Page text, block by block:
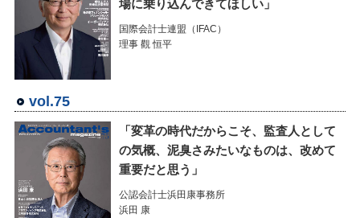
場に乗り込んできてほしい」
国際会計士連盟（IFAC）
理事 觀 恒平
vol.75
「変革の時代だからこそ、監査人として
の気概、泥臭さみたいなものは、改めて
重要だと思う」
公認会計士浜田康事務所
浜田 康